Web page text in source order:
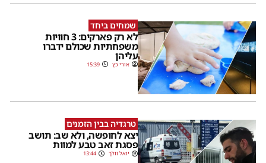
שמחים ביחד
לא רק פארקים: 3 חוויות
משפחתיות שכולם ידברו
עליהן
אורי כץ 15:39
טרגדיה בבין הזמנים
יצא לחופשה, ולא שב: תושב
פסגת זאב טבע למוות
יואל וולך 13:44